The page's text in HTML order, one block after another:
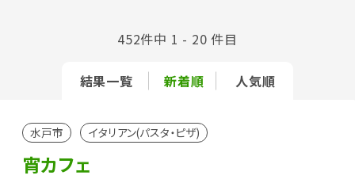
結果一覧 新着順 人気順
452件中 1 - 20 件目
水戸市 イタリアン(パスタ・ピザ)
宵カフェ